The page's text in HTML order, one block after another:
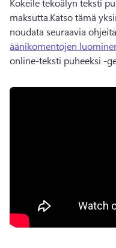
Kokeile tekoälyn teksti
maksutta.Katso tämä
noudata seuraavia
äänikomentojen
online-teksti puheeksi -